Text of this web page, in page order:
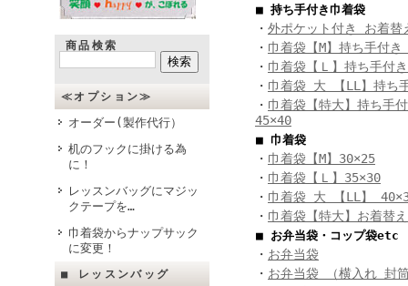
商品検索
≪オプション≫
オーダー(製作代行）
机のフックに掛ける為
に！
レッスンバッグにマジッ
クテープを…
巾着袋からナップサック
に変更！
■ レッスンバッグ
■ 持ち手付き巾着袋
・ 外ポケット付き お着替
・ 巾着袋【M】持ち手付
・ 巾着袋【Ｌ】持ち手付
・ 巾着袋 大 【LL】持ち
・ 巾着袋【特大】持ち手
45×40
■ 巾着袋
・ 巾着袋【M】30×25
・ 巾着袋【Ｌ】35×30
・ 巾着袋 大 【LL】
・ 巾着袋【特大】お着替
■ お弁当袋・コップ袋etc
・ お弁当袋
・ お弁当袋 （横入れ 封